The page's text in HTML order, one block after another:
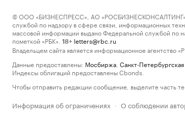
© ООО «БИЗНЕСПРЕСС», АО «РОСБИЗНЕСКОНСАЛТИНГ»,
службой по надзору в сфере связи, информационных
массовой информации выдано Федеральной службой по
пометкой «РБК».
18+ letters@rbc.ru
Владельцем сайта является информационное агентство
Данные предоставлены: Мосбиржа Санкт-
Индексы облигаций предоставлены Cbonds.
Чтобы отправить редакции сообщение, выделите часть
Информация об ограничениях · О соблюдении